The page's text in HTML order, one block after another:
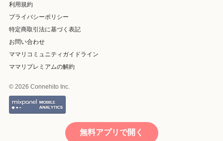
利用規約
プライバシーポリシー
特定商取引法に基づく表記
お問い合わせ
ママリコミュニティガイドライン
ママリプレミアムの解約
© 2026 Connehito Inc.
無料アプリで開く